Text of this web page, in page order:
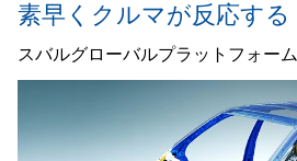
素早くクルマが反応する
スバルグローバルプラットフォーム